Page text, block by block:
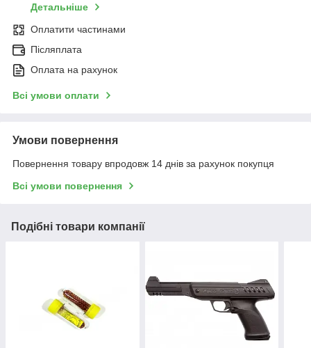
Детальніше
Оплатити частинами
Післяплата
Оплата на рахунок
Всі умови оплати
Умови повернення
Повернення товару впродовж 14 днів за рахунок покупця
Всі умови повернення
Подібні товари компанії